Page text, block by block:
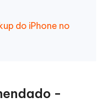
do iPhone no
-